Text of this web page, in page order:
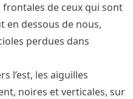
de ceux qui sont
en dessous de nous,
perdues dans
l’est, les aiguilles
noires et verticales, sur